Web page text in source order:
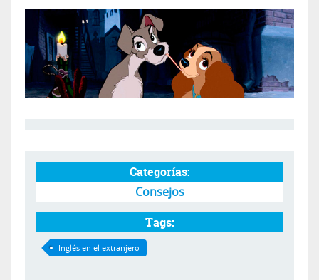
Categorías:
Consejos
Tags:
Inglés en el extranjero